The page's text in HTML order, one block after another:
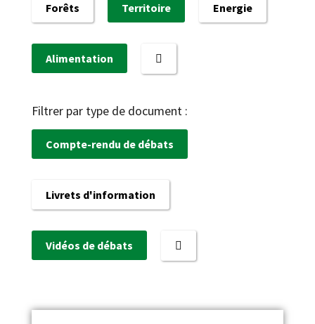
Forêts Territoire Energie
Alimentation
Filtrer par type de document :
Compte-rendu de débats
Livrets d'information
Vidéos de débats